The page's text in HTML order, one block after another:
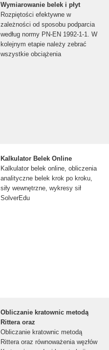
Wymiarowanie belek i płyt
Rozpiętości efektywne w
zależności od sposobu podparcia
według normy PN-EN 1992-1-1. W
kolejnym etapie należy zebrać
wszystkie obciążenia
Kalkulator Belek Online
Kalkulator belek online, obliczenia
analityczne belek krok po kroku,
siły wewnętrzne, wykresy sił
SolverEdu
Obliczanie kratownic metodą
Rittera oraz
Obliczanie kratownic metodą
Rittera oraz równoważenia węzłów